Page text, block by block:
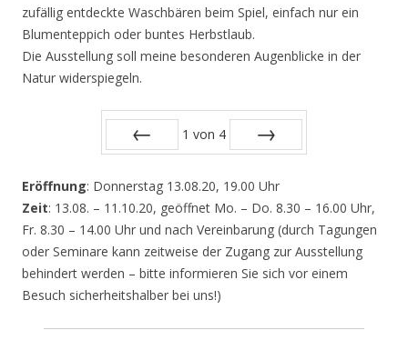
zufällig entdeckte Waschbären beim Spiel, einfach nur ein
Blumenteppich oder buntes Herbstlaub.
Die Ausstellung soll meine besonderen Augenblicke in der
Natur widerspiegeln.
1 von 4
Eröffnung: Donnerstag 13.08.20, 19.00 Uhr
Zeit: 13.08. – 11.10.20, geöffnet Mo. – Do. 8.30 – 16.00 Uhr,
Fr. 8.30 – 14.00 Uhr und nach Vereinbarung (durch Tagungen
oder Seminare kann zeitweise der Zugang zur Ausstellung
behindert werden – bitte informieren Sie sich vor einem
Besuch sicherheitshalber bei uns!)